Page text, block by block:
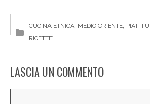
CUCINA ETNICA, MEDIO ORIENTE, PIATTI
RICETTE
LASCIA UN COMMENTO